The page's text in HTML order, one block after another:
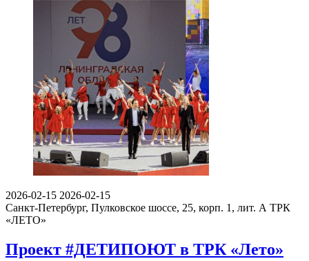
2026-02-15 2026-02-15
Санкт-Петербург, Пулковское шоссе, 25, корп. 1, лит. А ТРК
«ЛЕТО»
Проект #ДЕТИПОЮТ в ТРК «Лето»